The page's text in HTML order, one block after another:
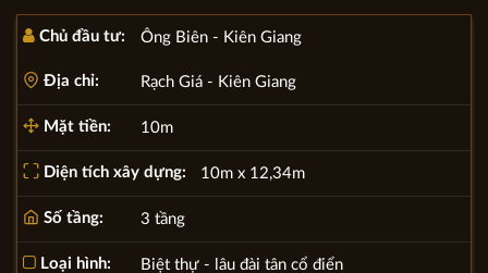
Chủ đầu tư: Ông Biên - Kiên Giang
Địa chỉ: Rạch Giá - Kiên Giang
Mặt tiền: 10m
Diện tích xây dựng: 10m x 12,34m
Số tầng: 3 tầng
Loại hình: Biệt thự - lâu đài tân cổ điển